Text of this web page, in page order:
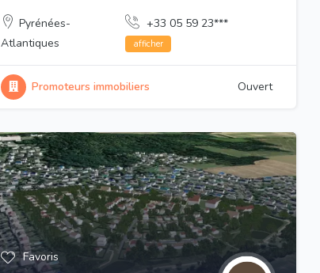
Pyrénées-
Atlantiques
+33 05 59 23***
afficher
Promoteurs immobiliers Ouvert
Favoris